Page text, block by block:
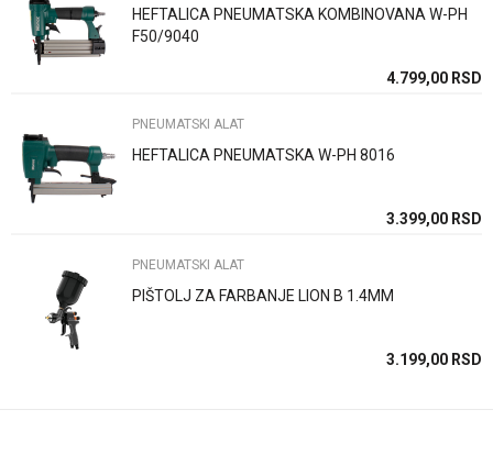
Poruka
Anti-spam zaštita - izračunajte koliko je 9 - 4 :
POŠALJI
HEFTALICA PNEUMATSKA KOMBINOVANA W-PH
F50/9040
4.799,00 RSD
PNEUMATSKI ALAT
HEFTALICA PNEUMATSKA W-PH 8016
3.399,00 RSD
PNEUMATSKI ALAT
PIŠTOLJ ZA FARBANJE LION B 1.4MM
3.199,00 RSD